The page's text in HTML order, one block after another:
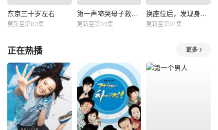
东京三十岁左右
更新至第03集
第一声啼哭母子救命急救班
更新至第05集
换座位后，发现身后的男生好像喜欢我
更新至第01集
正在热播 更多